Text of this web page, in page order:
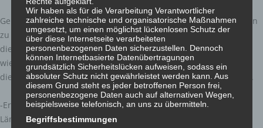
Gerne nehmen wir Spenden entgegen, um das Projekt fortführen
zu können. Im Moment ist nur
die Westansicht des Denkmals gestaltet. Bei einer Glasskulptur
wie der „Blauen Frau“ kann auch
die Gegenseite – die Ostansicht - gleichwertig gestaltet werden.
-Ergänzung durch die Namen weiterer Gefallener aus weiteren
Ländern
Wir haben als für die Verarbeitung Verantwortlicher
zahlreiche technische und organisatorische Maßnahmen
umgesetzt, um einen möglichst lückenlosen Schutz der
über diese Internetseite verarbeiteten
personenbezogenen Daten sicherzustellen. Dennoch
können Internetbasierte Datenübertragungen
grundsätzlich Sicherheitslücken aufweisen, sodass ein
absoluter Schutz nicht gewährleistet werden kann. Aus
diesem Grund steht es jeder betroffenen Person frei,
personenbezogene Daten auch auf alternativen Wegen,
beispielsweise telefonisch, an uns zu übermitteln.
Begriffsbestimmungen